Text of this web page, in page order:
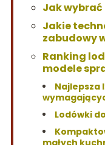
Jak
Jakie
zabudowy
Ranking
modele
Najlepsza
Lodówki